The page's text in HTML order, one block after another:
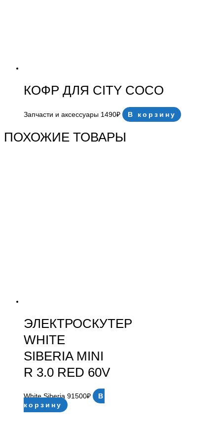
КОФР ДЛЯ CITY COCO
Запчасти и аксессуары 1490₽ В корзину
ПОХОЖИЕ ТОВАРЫ
ЭЛЕКТРОСКУТЕР
WHITE
SIBERIA MINI
R 3.0 RED 60V
White Siberia 91500₽
В
корзину